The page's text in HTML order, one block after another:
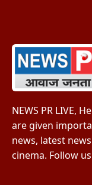
NEWS PR LIVE,
are given
news, latest
cinema. Follow